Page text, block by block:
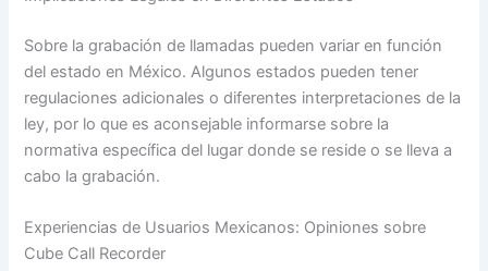
Sobre la grabación de llamadas pueden variar en función
del estado en México. Algunos estados pueden tener
regulaciones adicionales o diferentes interpretaciones de la
ley, por lo que es aconsejable informarse sobre la
normativa específica del lugar donde se reside o se lleva a
cabo la grabación.
Experiencias de Usuarios Mexicanos: Opiniones sobre
Cube Call Recorder